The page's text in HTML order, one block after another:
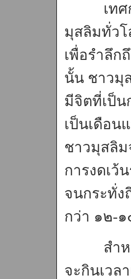
เทศกา
มุสลิมทั่ว
เพื่อรำลึก
นั้น ชาวมุ
มีจิตที่เป็
เป็นเดือน
ชาวมุสลิม
การงดเว้
จนกระทั่ง
กว่า ๑๒-
สำหรับ
จะกินเวล